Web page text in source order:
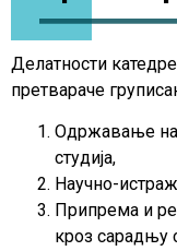
Делатности
претвараче
Одржавање
студија,
Научно-
Припрема и
кроз сарадњу